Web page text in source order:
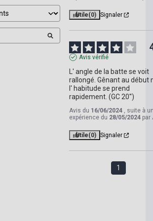
Utile(0) Signaler
Avis vérifié
L' angle de la batte se voit
rallongé. Gênant au début
l' habitude se prend
rapidement. (GC 20'')
Avis du 16/06/2024 , suite à
expérience du 28/05/2024 par
Utile(0) Signaler
1